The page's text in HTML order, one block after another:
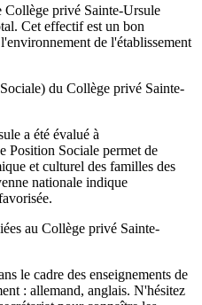
Collège privé Sainte-Ursule
Cet effectif est un bon
de l'établissement
du Collège privé Sainte-
a été évalué à
Position Sociale permet de
et culturel des familles des
nationale indique
au Collège privé Sainte-
le cadre des enseignements de
: allemand, anglais. N'hésitez